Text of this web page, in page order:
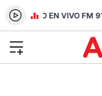
RADIO EN VIVO FM